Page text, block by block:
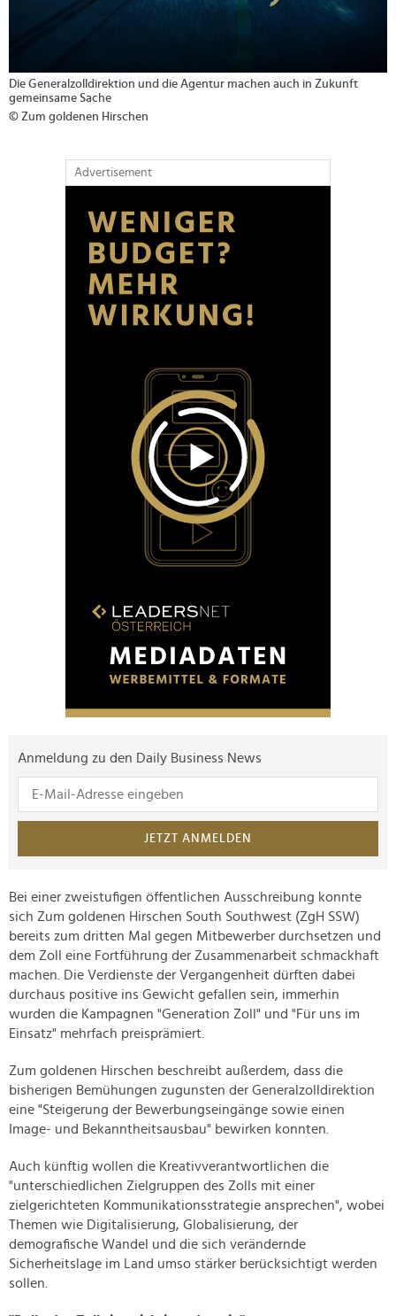
Die Generalzolldirektion und die Agentur machen auch in Zukunft
gemeinsame Sache
© Zum goldenen Hirschen
Advertisement
Anmeldung zu den Daily Business News
JETZT ANMELDEN
Bei einer zweistufigen öffentlichen Ausschreibung konnte
sich Zum goldenen Hirschen South Southwest (ZgH SSW)
bereits zum dritten Mal gegen Mitbewerber durchsetzen und
dem Zoll eine Fortführung der Zusammenarbeit schmackhaft
machen. Die Verdienste der Vergangenheit dürften dabei
durchaus positive ins Gewicht gefallen sein, immerhin
wurden die Kampagnen "Generation Zoll" und "Für uns im
Einsatz" mehrfach preisprämiert.
Zum goldenen Hirschen beschreibt außerdem, dass die
bisherigen Bemühungen zugunsten der Generalzolldirektion
eine "Steigerung der Bewerbungseingänge sowie einen
Image- und Bekanntheitsausbau" bewirken konnten.
Auch künftig wollen die Kreativverantwortlichen die
"unterschiedlichen Zielgruppen des Zolls mit einer
zielgerichteten Kommunikationsstrategie ansprechen", wobei
Themen wie Digitalisierung, Globalisierung, der
demografische Wandel und die sich verändernde
Sicherheitslage im Land umso stärker berücksichtigt werden
sollen.